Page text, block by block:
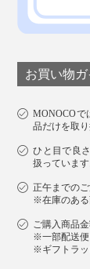
お買い物ガ
MONOCOで
品だけを取り
ひと目で良
扱っています
正午までの
※在庫のある
ご購入商品
※一部配送便
※ギフトラッ